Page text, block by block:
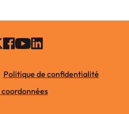
Politique de confidentialité
coordonnées